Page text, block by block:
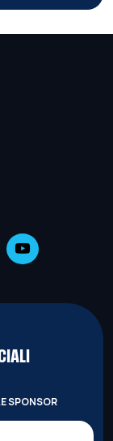
SPONSOR